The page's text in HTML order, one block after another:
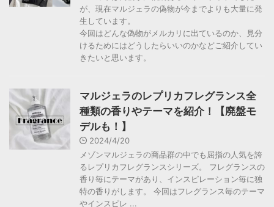
が、現在マルジェラの偽物が今までよりも大量に発
生しています。
今回はどんな偽物がメルカリに出ているのか、見分
けるためにはどうしたらいいのかなどご紹介してい
きたいと思います。
マルジェラのレプリカフレグランス全
種類の香りやテーマを紹介！【廃盤モ
デルも！】
2024/4/20
メゾンマルジェラの商品群の中でも屈指の人気を誇
るレプリカフレグランスシリーズ。 フレグランスの
香り毎にテーマがあり、インスピレーション毎に独
特の香りがします。 今回はフレグランス毎のテーマ
やインスピレ ...